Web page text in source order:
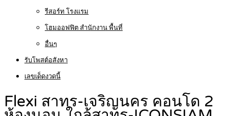
รีสอร์ท โรงแรม
โฮมออฟฟิต สำนักงาน พื้นที่
อื่นๆ
รับโพสต์อสังหา
เลขเด็ดงวดนี้
Flexi สาทร-เจริญนคร คอนโด 2